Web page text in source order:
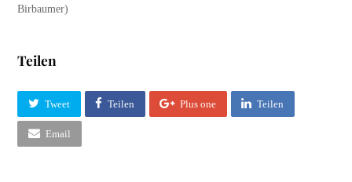
Birbaumer)
Teilen
Tweet Teilen Plus one Teilen
Email